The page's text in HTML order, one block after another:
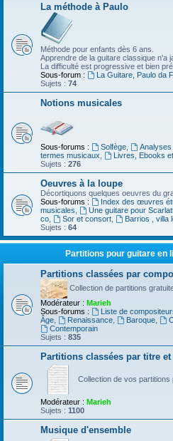
La méthode à Paulo
Méthode pour enfants dès 6 ans.
Apprendre de la guitare classique n'a
La difficulté est progressive et bien
Sous-forum :
La Guitare, Paulo da
Sujets : 74
Notions musicales
Sous-forums : Solfège,
termes musicaux
Livres, Ebooks
Sujets : 276
Oeuvres à la loupe
Décortiquons quelques oeuvres du
Sous-forums :
Index des œuvres
musicales
Une guitare pour
co
Sor et consort, Barrios , villa
Sujets : 64
Partitions pour guitare en
Partitions classées par
Collection de partitions
Modérateur : Marieh
Sous-forums :
Liste de
Âge
Renaissance, Baroque,
Contemporain
Sujets : 835
Partitions classées par titre et
Collection de vos
Modérateur : Marieh
Sujets : 1100
Musique d'ensemble